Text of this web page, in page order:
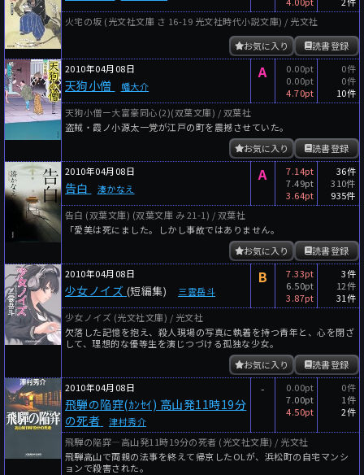
火宅の坂 (光文社文庫 さ 16-19 光文社時代小説文庫) / 光文社
読書登録
お気に入り
2010年04月08日
天狗小僧 幡大介
A
0.00pt
0.00pt
4.70pt
0件
0件
10件
天狗小僧ー大富豪同心(2)(双葉文庫) / 双葉社
盗賊・霞ノ小源太一党が江戸の町を震撼させていた。
読書登録
お気に入り
2010年04月08日
告白 湊かなえ
A
7.14pt
7.49pt
3.64pt
36件
310件
935件
告白 (双葉文庫) (双葉文庫 み 21-1) / 双葉社
「愛美は死にました。しかし事故ではありません。
読書登録
お気に入り
2010年04月08日
少女ノイズ (短編集) 三雲岳斗
B
7.33pt
6.50pt
3.87pt
3件
12件
31件
少女ノイズ (光文社文庫) / 光文社
欠落した記憶を抱え、殺人現場の写真に執着を持つ青年と、心を閉ざ
して、理想的な優等生を演じつづける孤独な少女。
読書登録
お気に入り
2010年04月08日
飛騨の陥穽(ｶﾝｾｲ) 高山発11時19分
の死者
津村秀介
-
0.00pt
7.00pt
4.50pt
0件
1件
2件
飛騨の陥穽―高山発11時19分の死者 (光文社文庫) / 光文社
飛騨高山で両親の法事を終えて帰京したOLが、浜松町の自宅マンシ
ョンで殺害された。